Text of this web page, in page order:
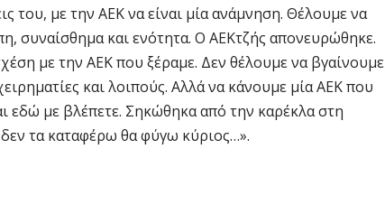
του, με την ΑΕΚ να είναι μία ανάμνηση. Θέλουμε να
συναίσθημα και ενότητα. Ο ΑΕΚτζής απονευρώθηκε.
με την ΑΕΚ που ξέραμε. Δεν θέλουμε να βγαίνουμε
και λοιπούς. Αλλά να κάνουμε μία ΑΕΚ που
εδώ με βλέπετε. Σηκώθηκα από την καρέκλα στη
τα καταφέρω θα φύγω κύριος…».